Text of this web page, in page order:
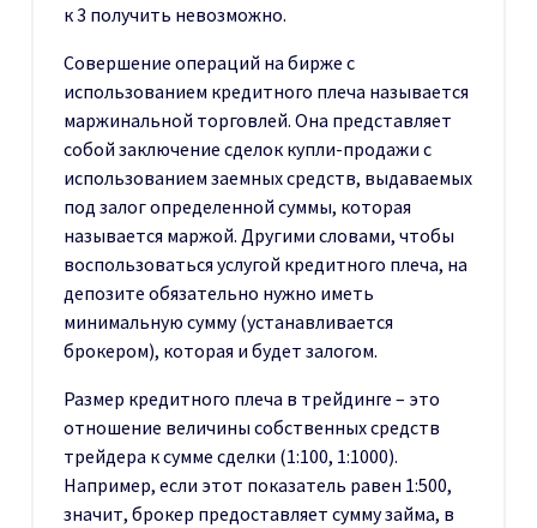
к 3 получить невозможно.
Совершение операций на бирже с
использованием кредитного плеча называется
маржинальной торговлей. Она представляет
собой заключение сделок купли-продажи с
использованием заемных средств, выдаваемых
под залог определенной суммы, которая
называется маржой. Другими словами, чтобы
воспользоваться услугой кредитного плеча, на
депозите обязательно нужно иметь
минимальную сумму (устанавливается
брокером), которая и будет залогом.
Размер кредитного плеча в трейдинге – это
отношение величины собственных средств
трейдера к сумме сделки (1:100, 1:1000).
Например, если этот показатель равен 1:500,
значит, брокер предоставляет сумму займа, в